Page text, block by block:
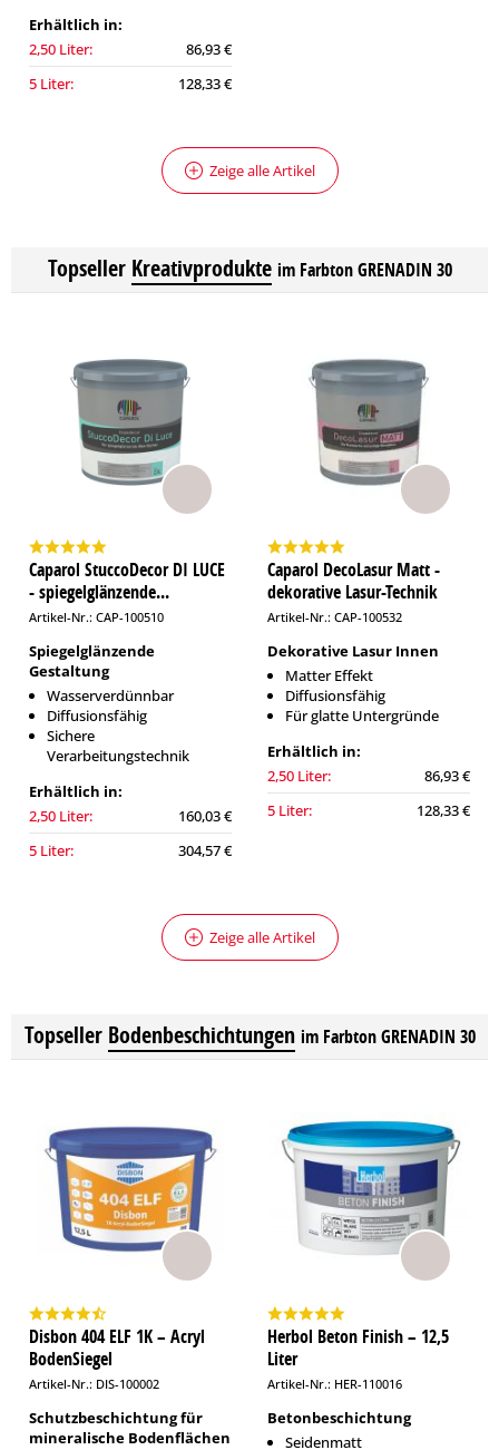
Erhältlich in:
2,50 Liter:
86,93 €
5 Liter:
128,33 €
Zeige alle Artikel
Topseller Kreativprodukte im Farbton GRENADIN 30
Caparol StuccoDecor DI LUCE
- spiegelglänzende...
Artikel-Nr.: CAP-100510
Spiegelglänzende
Gestaltung
Wasserverdünnbar
Diffusionsfähig
Sichere
Verarbeitungstechnik
Erhältlich in:
2,50 Liter:
160,03 €
5 Liter:
304,57 €
Caparol DecoLasur Matt -
dekorative Lasur-Technik
Artikel-Nr.: CAP-100532
Dekorative Lasur Innen
Matter Effekt
Diffusionsfähig
Für glatte Untergründe
Erhältlich in:
2,50 Liter:
86,93 €
5 Liter:
128,33 €
Zeige alle Artikel
Topseller Bodenbeschichtungen im Farbton GRENADIN 30
Disbon 404 ELF 1K – Acryl
BodenSiegel
Artikel-Nr.: DIS-100002
Schutzbeschichtung für
mineralische Bodenflächen
Herbol Beton Finish – 12,5
Liter
Artikel-Nr.: HER-110016
Betonbeschichtung
Seidenmatt